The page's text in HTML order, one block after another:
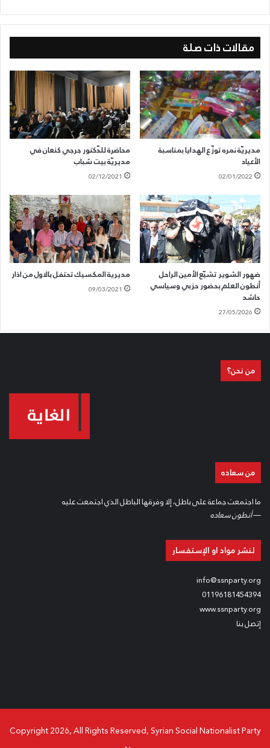
مقالات ذات صلة
مديريّة نمره توزّع الهدايا بمناسبة
الأعياد
02/01/2022
محاضرة للدّكتور جرجي كنعان في
مديريّة بيت شباب
02/12/2021
ضهور الشوير تشيّع الأمين الراحل
أنطون العلم بحضور حزبي وسياسي
حاشد
27/05/2026
مديرية المكسيك تحتفل بالاول من اذار
09/03/2021
من نحن؟
من سعاده
ما اجتمعت جماعة على باطل، إلا وفرقها الباطل الذي اجتمعت عليه
—أنطون سعاده
لنشر مواد او الإستفسار
info@ssnparty.org
01196181454394
www.ssnparty.org
إتصل بنا
Copyright 2026, All Rights Reserved, Syrian Social Nationalist Party